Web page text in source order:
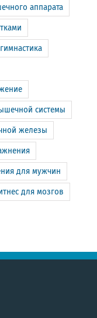
аппарата
системы
железы
для мужчин
для мозгов